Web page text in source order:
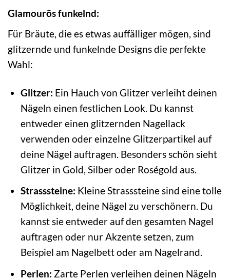
Glamourös funkelnd:
Für Bräute, die es etwas auffälliger mögen, sind
glitzernde und funkelnde Designs die perfekte
Wahl:
Glitzer: Ein Hauch von Glitzer verleiht deinen
Nägeln einen festlichen Look. Du kannst
entweder einen glitzernden Nagellack
verwenden oder einzelne Glitzerpartikel auf
deine Nägel auftragen. Besonders schön sieht
Glitzer in Gold, Silber oder Roségold aus.
Strasssteine: Kleine Strasssteine sind eine tolle
Möglichkeit, deine Nägel zu verschönern. Du
kannst sie entweder auf den gesamten Nagel
auftragen oder nur Akzente setzen, zum
Beispiel am Nagelbett oder am Nagelrand.
Perlen: Zarte Perlen verleihen deinen Nägeln